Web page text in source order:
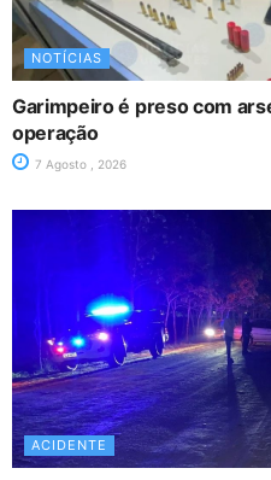
NOTÍCIAS
Garimpeiro é preso com
operação
7 Agosto , 2026
ACIDENTE